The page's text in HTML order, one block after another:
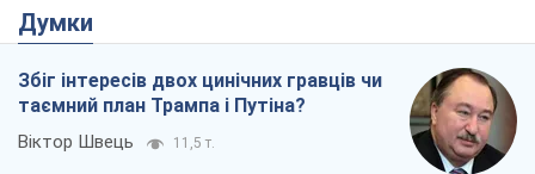
Думки
Збіг інтересів двох цинічних гравців чи
таємний план Трампа і Путіна?
Віктор Швець 11,5 т.